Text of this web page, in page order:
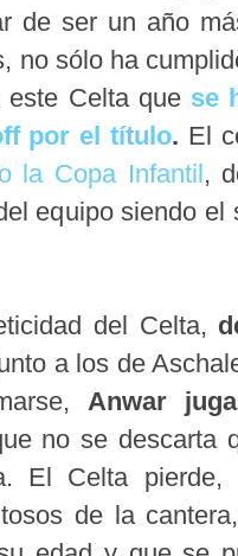
de ser un año
no sólo ha
este Celta que se
por el título. El
la Copa Infantil ,
equipo siendo el
del Celta,
a los de
Anwar
no se descarta
El Celta
de la